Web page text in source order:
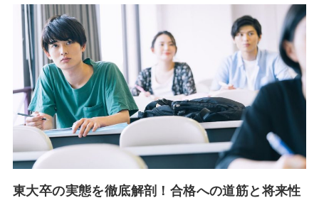
東大卒の実態を徹底解剖！合格への道筋と将来性